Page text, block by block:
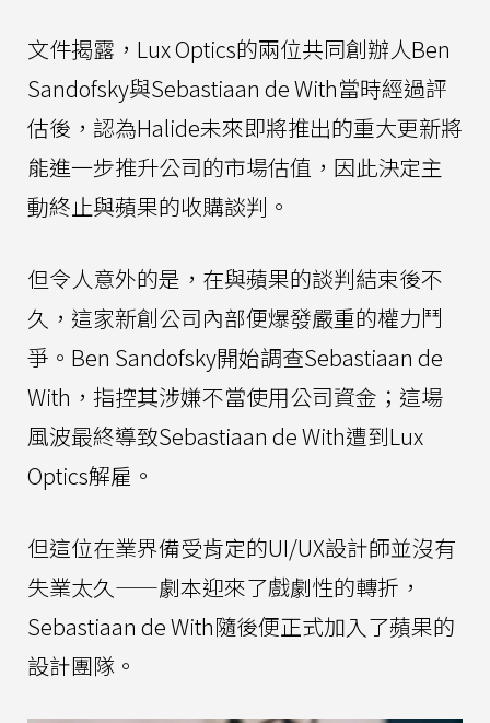
文件揭露，Lux Optics的兩位共同創辦人Ben
Sandofsky與Sebastiaan de With當時經過評
估後，認為Halide未來即將推出的重大更新將
能進一步推升公司的市場估值，因此決定主
動終止與蘋果的收購談判。
但令人意外的是，在與蘋果的談判結束後不
久，這家新創公司內部便爆發嚴重的權力鬥
爭。Ben Sandofsky開始調查Sebastiaan de
With，指控其涉嫌不當使用公司資金；這場
風波最終導致Sebastiaan de With遭到Lux
Optics解雇。
但這位在業界備受肯定的UI/UX設計師並沒有
失業太久——劇本迎來了戲劇性的轉折，
Sebastiaan de With隨後便正式加入了蘋果的
設計團隊。